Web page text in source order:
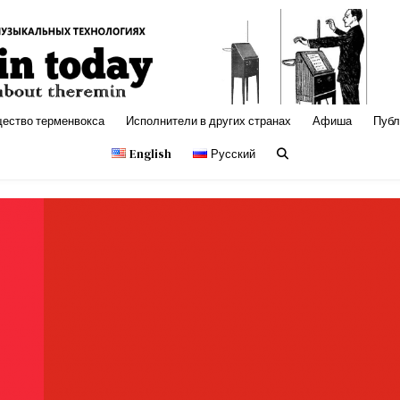
терменвокса Исполнители в других странах Афиша
English Русский